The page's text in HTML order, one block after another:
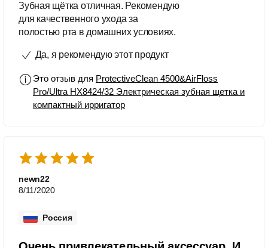
Зубная щётка отличная. Рекомендую
для качественного ухода за
полостью рта в домашних условиях.
Да, я рекомендую этот продукт
Это отзыв для ProtectiveClean 4500&AirFloss
Pro/Ultra HX8424/32 Электрическая зубная щетка и
компактный ирригатор
newn22
8/11/2020
Россия